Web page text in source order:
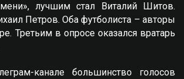
лучшим стал Виталий Шитов.
Петров. Оба футболиста – авторы
Третьим в опросе оказался вратарь
канале большинство голосов